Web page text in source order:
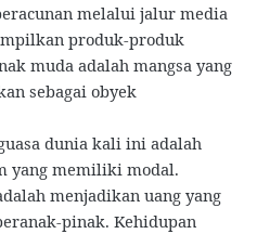
melalui jalur media
produk-produk
muda adalah mangsa yang
sebagai obyek
dunia kali ini adalah
yang memiliki modal.
menjadikan uang yang
pinak. Kehidupan